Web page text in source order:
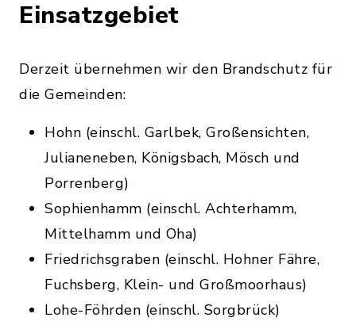
Einsatzgebiet
Derzeit übernehmen wir den Brandschutz für
die Gemeinden:
Hohn (einschl. Garlbek, Großensichten,
Julianeneben, Königsbach, Mösch und
Porrenberg)
Sophienhamm (einschl. Achterhamm,
Mittelhamm und Oha)
Friedrichsgraben (einschl. Hohner Fähre,
Fuchsberg, Klein- und Großmoorhaus)
Lohe-Föhrden (einschl. Sorgbrück)